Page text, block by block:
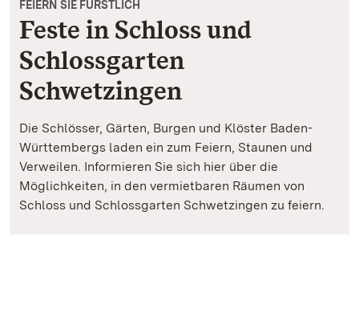
FEIERN SIE FÜRSTLICH
Feste in Schloss und
Schlossgarten
Schwetzingen
Die Schlösser, Gärten, Burgen und Klöster Baden-
Württembergs laden ein zum Feiern, Staunen und
Verweilen. Informieren Sie sich hier über die
Möglichkeiten, in den vermietbaren Räumen von
Schloss und Schlossgarten Schwetzingen zu feiern.